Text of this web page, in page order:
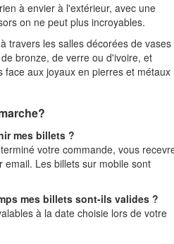
à envier à l'extérieur, avec une
on ne peut plus incroyables.
travers les salles décorées de vases
bronze, de verre ou d'ivoire, et
face aux joyaux en pierres et métaux
mes billets ?
votre commande, vous
email. Les billets sur mobile sont
mes billets sont-ils valides ?
à la date choisie lors de votre